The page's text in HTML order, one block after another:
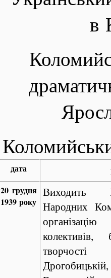
в
дата
20 грудня
1939 року
Виходить
Народних
колективів,